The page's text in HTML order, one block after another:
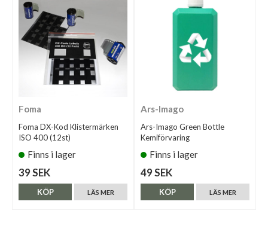
Foma
Foma DX-Kod Klistermärken
ISO 400 (12st)
Finns i lager
39 SEK
LÄS MER
KÖP
Ars-Imago
Ars-Imago Green Bottle
Kemiförvaring
Finns i lager
49 SEK
LÄS MER
KÖP